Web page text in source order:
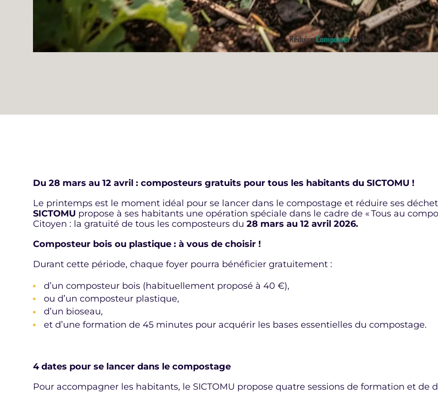
Du 28 mars au 12 avril : composteurs gratuits pour tous les habitants du SICTOMU !
Le printemps est le moment idéal pour se lancer dans le compostage et réduire ses
SICTOMU propose à ses habitants une opération spéciale dans le cadre de « Tous au
Citoyen : la gratuité de tous les composteurs du28 mars au 12 avril 2026.
Composteur bois ou plastique : à vous de choisir !
Durant cette période, chaque foyer pourra bénéficier gratuitement :
d’un composteur bois (habituellement proposé à 40 €),
ou d’un composteur plastique,
d’un bioseau,
et d’une formation de 45 minutes pour acquérir les bases essentielles du compostage.
4 dates pour se lancer dans le compostage
Pour accompagner les habitants, le SICTOMU propose quatre sessions de formation et de